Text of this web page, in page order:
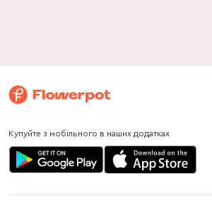
Купуйте з мобільного в наших додатках